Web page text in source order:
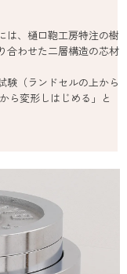
は、樋口鞄工房特注の樹
合わせた二層構造の芯材
験（ランドセルの上から
ら変形しはじめる」と